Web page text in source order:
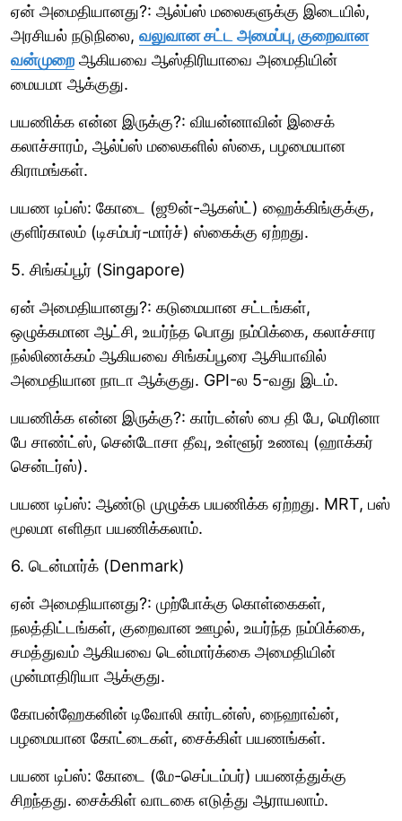
ஏன் அமைதியானது?: ஆல்ப்ஸ் மலைகளுக்கு இடையில்,
அரசியல் நடுநிலை, வலுவான சட்ட அமைப்பு, குறைவான
வன்முறை ஆகியவை ஆஸ்திரியாவை அமைதியின்
மையமா ஆக்குது.
பயணிக்க என்ன இருக்கு?: வியன்னாவின் இசைக்
கலாச்சாரம், ஆல்ப்ஸ் மலைகளில் ஸ்கை, பழமையான
கிராமங்கள்.
பயண டிப்ஸ்: கோடை (ஜூன்-ஆகஸ்ட்) ஹைக்கிங்குக்கு,
குளிர்காலம் (டிசம்பர்-மார்ச்) ஸ்கைக்கு ஏற்றது.
5. சிங்கப்பூர் (Singapore)
ஏன் அமைதியானது?: கடுமையான சட்டங்கள்,
ஒழுக்கமான ஆட்சி, உயர்ந்த பொது நம்பிக்கை, கலாச்சார
நல்லிணக்கம் ஆகியவை சிங்கப்பூரை ஆசியாவில்
அமைதியான நாடா ஆக்குது. GPI-ல 5-வது இடம்.
பயணிக்க என்ன இருக்கு?: கார்டன்ஸ் பை தி பே, மெரினா
பே சாண்ட்ஸ், சென்டோசா தீவு, உள்ளூர் உணவு (ஹாக்கர்
சென்டர்ஸ்).
பயண டிப்ஸ்: ஆண்டு முழுக்க பயணிக்க ஏற்றது. MRT, பஸ்
மூலமா எளிதா பயணிக்கலாம்.
6. டென்மார்க் (Denmark)
ஏன் அமைதியானது?: முற்போக்கு கொள்கைகள்,
நலத்திட்டங்கள், குறைவான ஊழல், உயர்ந்த நம்பிக்கை,
சமத்துவம் ஆகியவை டென்மார்க்கை அமைதியின்
முன்மாதிரியா ஆக்குது.
கோபன்ஹேகனின் டிவோலி கார்டன்ஸ், நைஹாவ்ன்,
பழமையான கோட்டைகள், சைக்கிள் பயணங்கள்.
பயண டிப்ஸ்: கோடை (மே-செப்டம்பர்) பயணத்துக்கு
சிறந்தது. சைக்கிள் வாடகை எடுத்து ஆராயலாம்.